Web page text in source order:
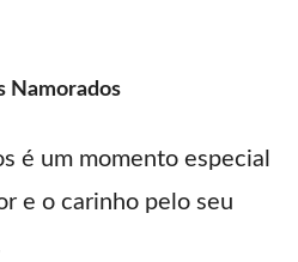
Namorados
é um momento especial
e o carinho pelo seu